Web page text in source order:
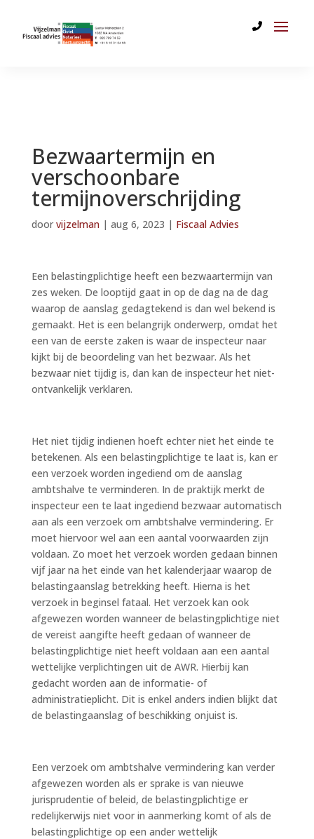
Bezwaartermijn en
verschoonbare
termijnoverschrijding
door vijzelman| aug 6, 2023 | Fiscaal Advies
Een belastingplichtige heeft een bezwaartermijn van
zes weken. De looptijd gaat in op de dag na de dag
waarop de aanslag gedagtekend is dan wel bekend is
gemaakt. Het is een belangrijk onderwerp, omdat het
een van de eerste zaken is waar de inspecteur naar
kijkt bij de beoordeling van het bezwaar. Als het
bezwaar niet tijdig is, dan kan de inspecteur het niet-
ontvankelijk verklaren.
Het niet tijdig indienen hoeft echter niet het einde te
betekenen. Als een belastingplichtige te laat is, kan er
een verzoek worden ingediend om de aanslag
ambtshalve te verminderen. In de praktijk merkt de
inspecteur een te laat ingediend bezwaar automatisch
aan als een verzoek om ambtshalve vermindering. Er
moet hiervoor wel aan een aantal voorwaarden zijn
voldaan. Zo moet het verzoek worden gedaan binnen
vijf jaar na het einde van het kalenderjaar waarop de
belastingaanslag betrekking heeft. Hierna is het
verzoek in beginsel fataal. Het verzoek kan ook
afgewezen worden wanneer de belastingplichtige niet
de vereist aangifte heeft gedaan of wanneer de
belastingplichtige niet heeft voldaan aan een aantal
wettelijke verplichtingen uit de AWR. Hierbij kan
gedacht worden aan de informatie- of
administratieplicht. Dit is enkel anders indien blijkt dat
de belastingaanslag of beschikking onjuist is.
Een verzoek om ambtshalve vermindering kan verder
afgewezen worden als er sprake is van nieuwe
jurisprudentie of beleid, de belastingplichtige er
redelijkerwijs niet voor in aanmerking komt of als de
belastingplichtige op een ander wettelijk